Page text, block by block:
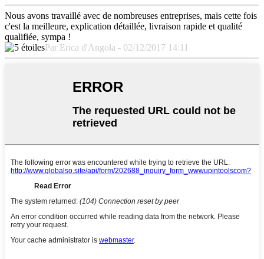
Nous avons travaillé avec de nombreuses entreprises, mais cette fois
c'est la meilleure, explication détaillée, livraison rapide et qualité
qualifiée, sympa !
Par Erica d'Angola - 02/12/2017 14:11